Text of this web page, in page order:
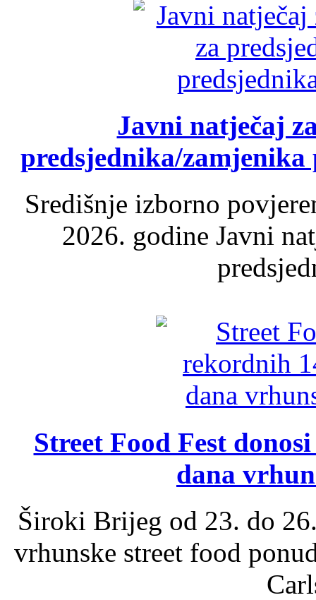
Javni natječaj
predsjednika/
Središnje izborno
2026. godine Javni
Street Food Fest
dana
Široki Brijeg od 23. do
vrhunske street food